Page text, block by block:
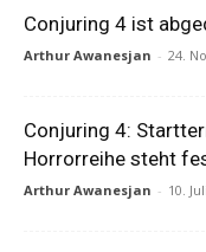
Conjuring 4 ist
Arthur Awanesjan - 24.
Conjuring 4:
Horrorreihe steht
Arthur Awanesjan - 10.